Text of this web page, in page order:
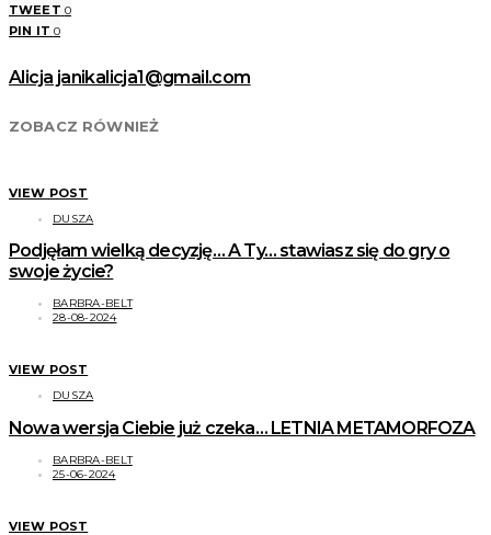
TWEET 0
PIN IT 0
Alicja janikalicja1@gmail.com
ZOBACZ RÓWNIEŻ
VIEW POST
DUSZA
Podjęłam wielką decyzję… A Ty… stawiasz się do gry o
swoje życie?
BARBRA-BELT
28-08-2024
VIEW POST
DUSZA
Nowa wersja Ciebie już czeka… LETNIA METAMORFOZA
BARBRA-BELT
25-06-2024
VIEW POST